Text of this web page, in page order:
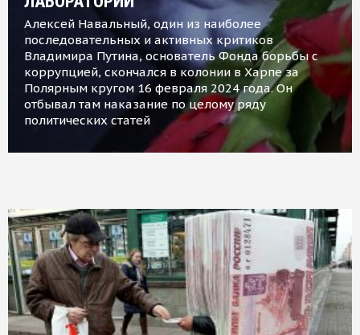
Алексей Навальный, один из наиболее
последовательных и активных критиков
Владимира Путина, основатель Фонда борьбы с
коррупцией, скончался в колонии в Харпе за
Полярным кругом 16 февраля 2024 года. Он
отбывал там наказание по целому ряду
политических статей